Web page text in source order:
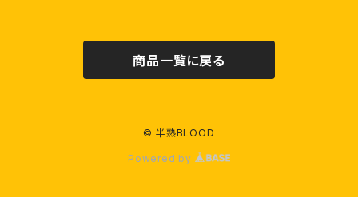
商品一覧に戻る
© 半熟BLOOD
Powered by